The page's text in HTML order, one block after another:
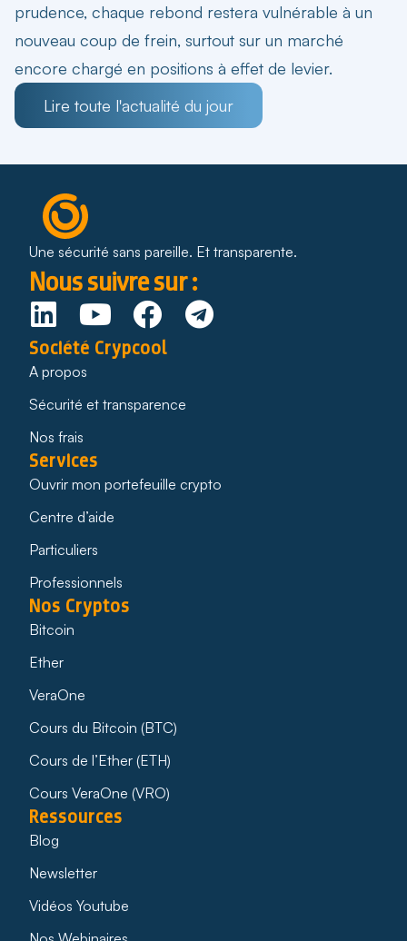
prudence, chaque rebond restera vulnérable à un
nouveau coup de frein, surtout sur un marché
encore chargé en positions à effet de levier.
Lire toute l'actualité du jour
Une sécurité sans pareille. Et transparente.
Nous suivre sur :
Société Crypcool
A propos
Sécurité et transparence
Nos frais
Services
Ouvrir mon portefeuille crypto
Centre d’aide
Particuliers
Professionnels
Nos Cryptos
Bitcoin
Ether
VeraOne
Cours du Bitcoin (BTC)
Cours de l’Ether (ETH)
Cours VeraOne (VRO)
Ressources
Blog
Newsletter
Vidéos Youtube